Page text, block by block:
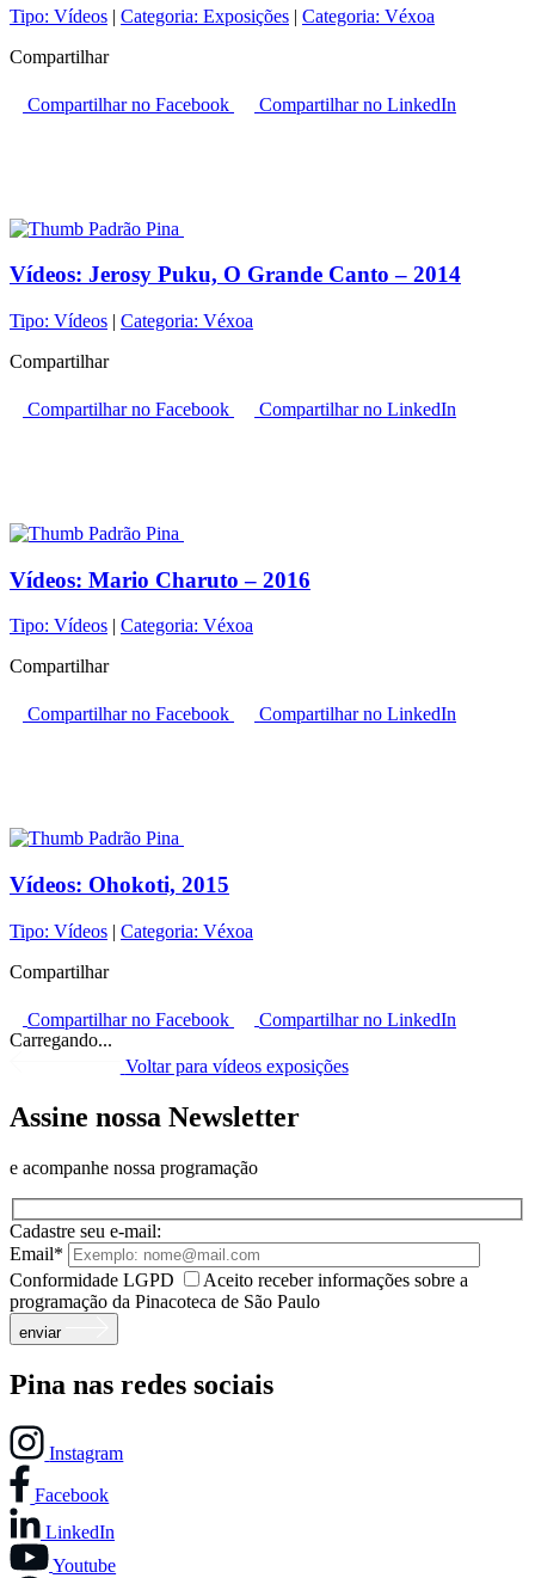
Tipo: Vídeos | Categoria: Exposições | Categoria: Véxoa
Compartilhar
Compartilhar no Facebook Compartilhar no LinkedIn
Vídeos: Jerosy Puku, O Grande Canto – 2014
Tipo: Vídeos | Categoria: Véxoa
Compartilhar
Compartilhar no Facebook Compartilhar no LinkedIn
Vídeos: Mario Charuto – 2016
Tipo: Vídeos | Categoria: Véxoa
Compartilhar
Compartilhar no Facebook Compartilhar no LinkedIn
Vídeos: Ohokoti, 2015
Tipo: Vídeos | Categoria: Véxoa
Compartilhar
Compartilhar no Facebook
Compartilhar no LinkedIn
Carregando...
Voltar para vídeos exposições
Assine nossa Newsletter
e acompanhe nossa programação
Cadastre seu e-mail:
Email*
Conformidade LGPD
Aceito receber informações sobre a
programação da Pinacoteca de São Paulo
enviar
Pina nas redes sociais
Instagram
Facebook
LinkedIn
Youtube